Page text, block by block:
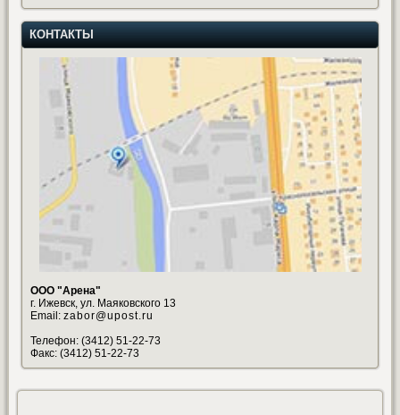
КОНТАКТЫ
ООО "Арена"
г. Ижевск, ул. Маяковского 13
Email: zabor@upost.ru
Телефон: (3412) 51-22-73
Факс: (3412) 51-22-73